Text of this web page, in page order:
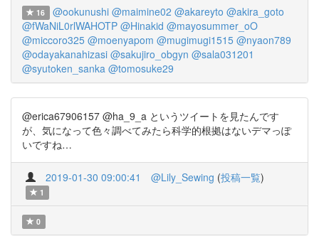
16 @ookunushi @maimine02 @akareyto @akira_goto
@fWaNiL0rlWAHOTP @Hinakid @mayosummer_oO
@miccoro325 @moenyapom @mugimugi1515 @nyaon789
@odayakanahizasi @sakujiro_obgyn @sala031201
@syutoken_sanka @tomosuke29
@erica67906157 @ha_9_a というツイートを見たんです
が、気になって色々調べてみたら科学的根拠はないデマっぽ
いですね…
2019-01-30 09:00:41 @Lily_Sewing (投稿一覧)
1
0